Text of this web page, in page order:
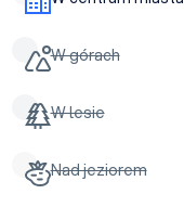
W górach
W lesie
Nad jeziorem